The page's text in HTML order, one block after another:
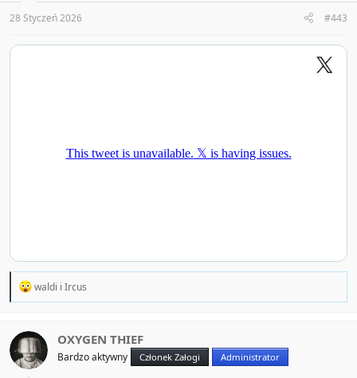
s
:
28 Styczeń 2026 #443
R
t
i
o
waldi i Ircus
OXYGEN THIEF
Bardzo aktywny Członek Załogi Administrator